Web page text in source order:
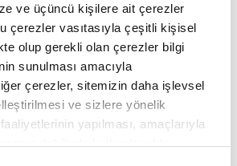
ve üçüncü kişilere ait çerezler
çerezler vasıtasıyla çeşitli kişisel
olup gerekli olan çerezler bilgi
sunulması amacıyla
çerezler, sitemizin daha işlevsel
ve sizlere yönelik
yapılması, amaçlarıyla
dahilinde kullanılacaktır.